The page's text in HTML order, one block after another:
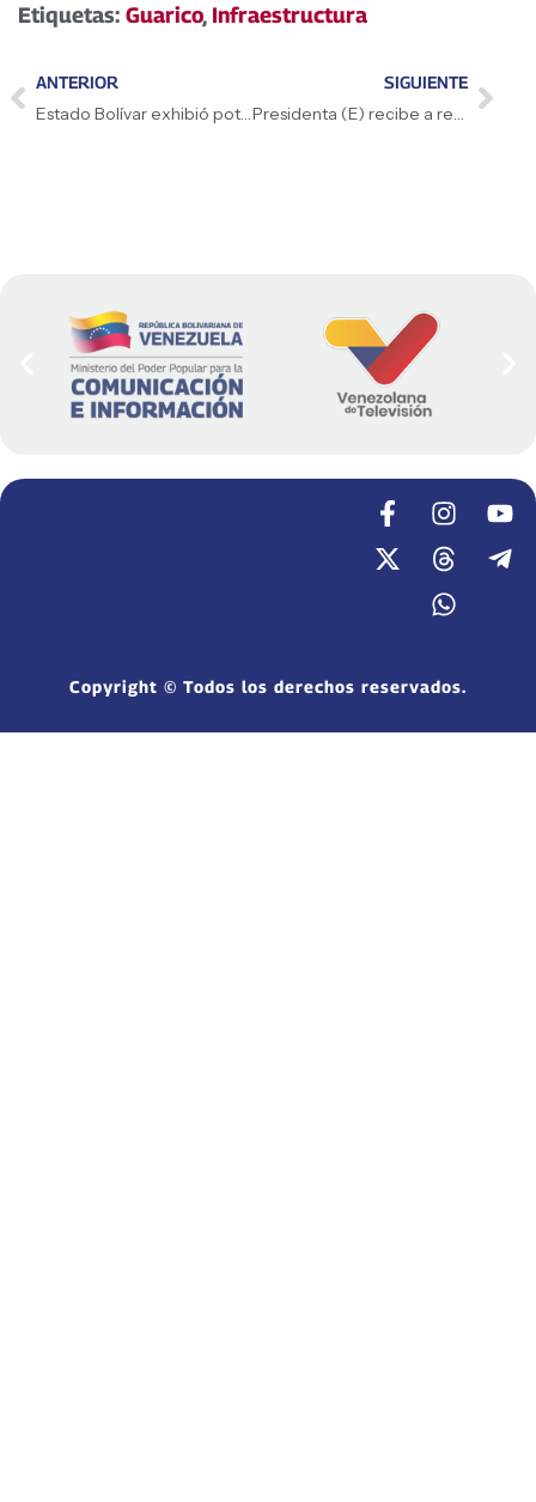
Etiquetas: Guarico, Infraestructura
ANTERIOR
Estado Bolívar exhibió potencialidades turísticas en seminario internacional
SIGUIENTE
Presidenta (E) recibe a representantes del sector transporte en el Palacio de Miraflores
Copyright © Todos los derechos reservados.